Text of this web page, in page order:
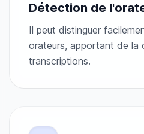
Détection de
Il peut distinguer
orateurs, apportant de la
transcriptions.